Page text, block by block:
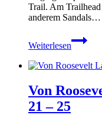
Trail. Am
anderem Sandals…
Weiterlesen
Von
Pine
26
–
Von
21 – 25